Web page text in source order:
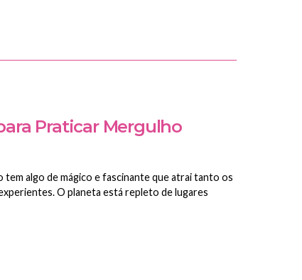
Praticar Mergulho
algo de mágico e fascinante que atrai tanto os
O planeta está repleto de lugares